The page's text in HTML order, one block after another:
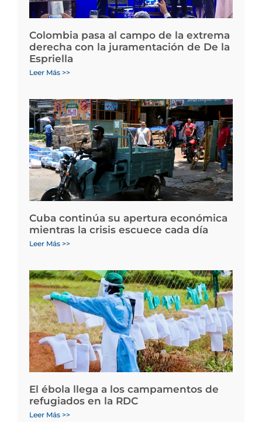
Colombia pasa al campo de la extrema
derecha con la juramentación de De la
Espriella
Leer Más >>
Cuba continúa su apertura económica
mientras la crisis escuece cada día
Leer Más >>
El ébola llega a los campamentos de
refugiados en la RDC
Leer Más >>